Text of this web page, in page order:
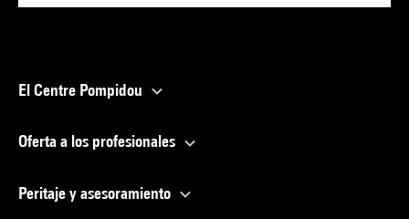
El Centre Pompidou
Oferta a los profesionales
Peritaje y asesoramiento